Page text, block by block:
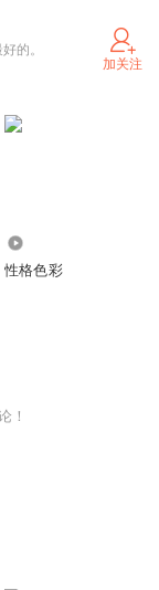
的。
加关注
性格色彩
！